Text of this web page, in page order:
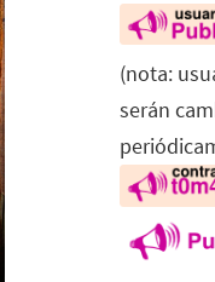
(nota:
serán